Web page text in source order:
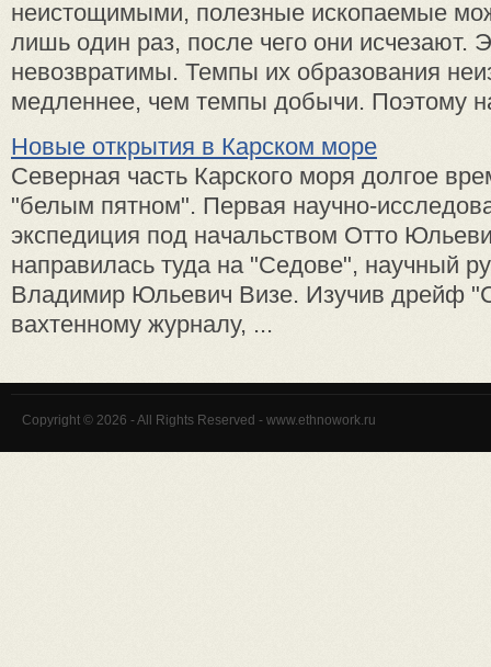
неистощимыми, полезные ископаемые
лишь один раз, после чего они исчезают.
невозвратимы. Темпы их образования
медленнее, чем темпы добычи. Поэтому
Новые открытия в Карском море
Северная часть Карского моря долгое
"белым пятном". Первая научно-
экспедиция под начальством Отто
направилась туда на "Седове", научный
Владимир Юльевич Визе. Изучив дрейф
вахтенному журналу, ...
Copyright © 2026 - All Rights Reserved - www.ethnowork.ru